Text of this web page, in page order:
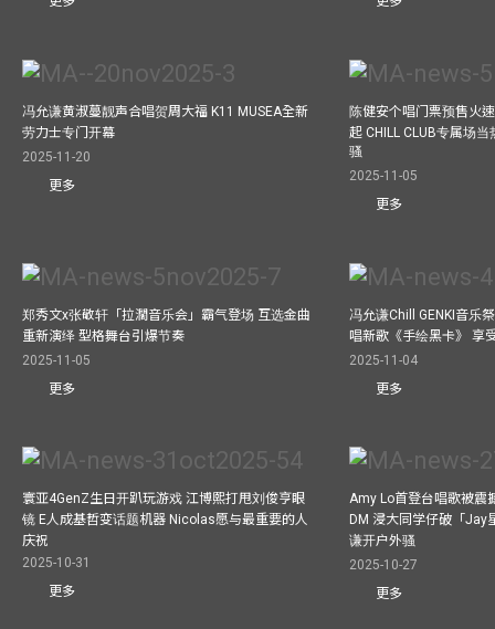
冯允谦黄淑蔓靓声合唱贺周大福 K11 MUSEA全新
劳力士专门开幕
2025-11-20
更多
陈健安个唱门票预售火
起 CHILL CLUB专属场
骚
2025-11-05
更多
郑秀文x张敬轩「拉濶音乐会」霸气登场 互选金曲
重新演绎 型格舞台引爆节奏
2025-11-05
更多
冯允谦Chill GENKI音乐
唱新歌《手绘黑卡》 享
2025-11-04
更多
寰亚4GenZ生日开趴玩游戏 江博熙打甩刘俊亨眼
镜 E人成基哲变话题机器 Nicolas愿与最重要的人
庆祝
2025-10-31
更多
Amy Lo首登台唱歌被震
DM 浸大同学仔破「Jay
谦开户外骚
2025-10-27
更多